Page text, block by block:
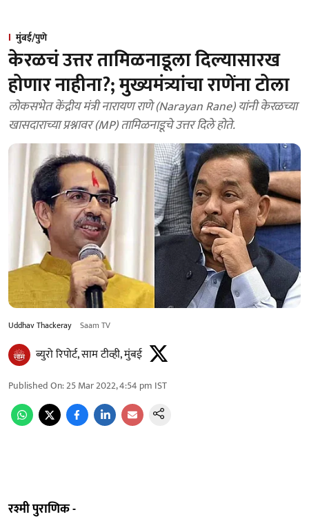
मुंबई/पुणे
केरळचं उत्तर तामिळनाडूला दिल्यासारख
होणार नाहीना?; मुख्यमंत्र्यांचा राणेंना टोला
लोकसभेत केंद्रीय मंत्री नारायण राणे (Narayan Rane) यांनी केरळच्या
खासदाराच्या प्रश्नावर (MP) तामिळनाडूचे उत्तर दिले होते.
Uddhav Thackeray Saam TV
ब्युरो रिपोर्ट, साम टीव्ही, मुंबई
Published On:25 Mar 2022, 4:54 pm IST
रश्मी पुराणिक -